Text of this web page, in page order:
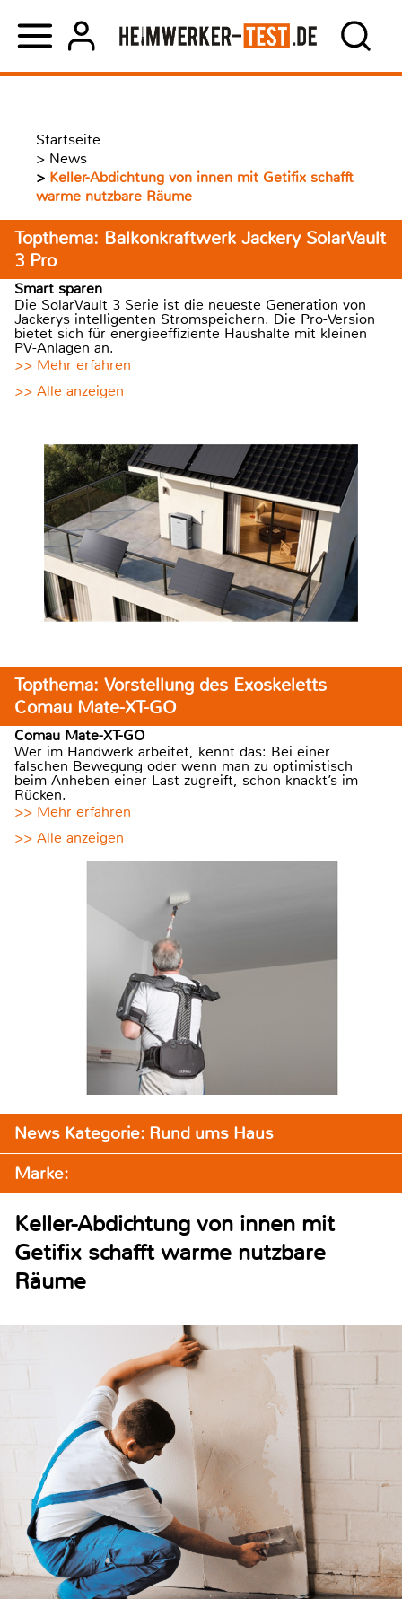
Startseite
> News
> Keller-Abdichtung von innen mit Getifix schafft
warme nutzbare Räume
Topthema: Balkonkraftwerk Jackery SolarVault
3 Pro
Smart sparen
Die SolarVault 3 Serie ist die neueste Generation von
Jackerys intelligenten Stromspeichern. Die Pro-Version
bietet sich für energieeffiziente Haushalte mit kleinen
PV-Anlagen an.
>> Mehr erfahren
>> Alle anzeigen
Topthema: Vorstellung des Exoskeletts
Comau Mate-XT-GO
Comau Mate-XT-GO
Wer im Handwerk arbeitet, kennt das: Bei einer
falschen Bewegung oder wenn man zu optimistisch
beim Anheben einer Last zugreift, schon knackt’s im
Rücken.
>> Mehr erfahren
>> Alle anzeigen
News Kategorie: Rund ums Haus
Marke:
Keller-Abdichtung von innen mit
Getifix schafft warme nutzbare
Räume